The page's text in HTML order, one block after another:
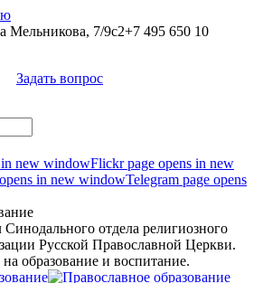
Мельникова, 7/9с2+7 495 650 10
Задать вопрос
in new windowFlickr page opens in new
in new windowTelegram page opens
отдела религиозного
Русской Православной Церкви.
образование и воспитание.